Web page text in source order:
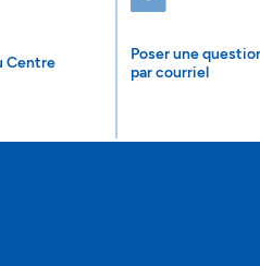
Centre
Poser une
par courriel